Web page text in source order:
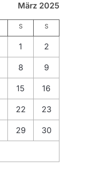
März 2025
S S
1 2
8 9
15 16
22 23
29 30